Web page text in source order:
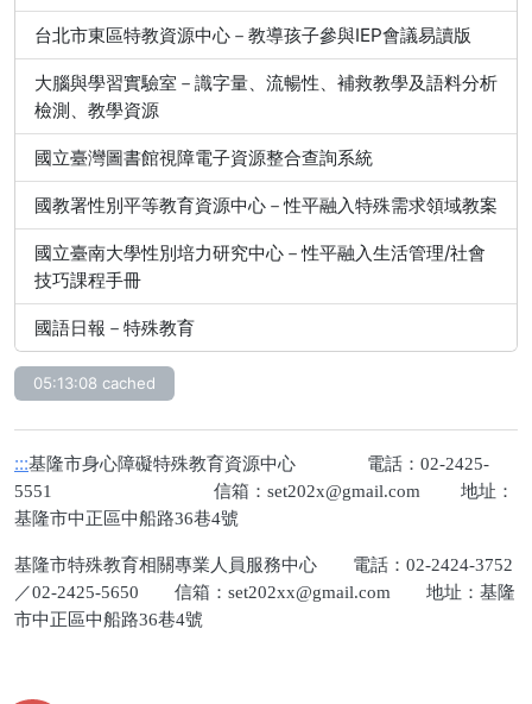
台北市東區特教資源中心－教導孩子參與IEP會議易讀版
大腦與學習實驗室－識字量、流暢性、補救教學及語料分析
檢測、教學資源
國立臺灣圖書館視障電子資源整合查詢系統
國教署性別平等教育資源中心－性平融入特殊需求領域教案
國立臺南大學性別培力研究中心－性平融入生活管理/社會
技巧課程手冊
國語日報－特殊教育
05:13:08 cached
:::基隆市身心障礙特殊教育資源中心 電話：02-2425-
5551 信箱： set202x@gmail.com 地址：
基隆市中正區中船路36巷4號
基隆市特殊教育相關專業人員服務中心 電話：02-2424-3752
／02-2425-5650 信箱： set202xx@gmail.com 地址：基隆
市中正區中船路36巷4號